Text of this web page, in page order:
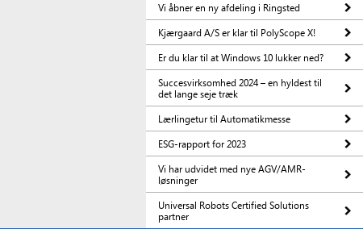
Vi åbner en ny afdeling i Ringsted
Kjærgaard A/S er klar til PolyScope X!
Er du klar til at Windows 10 lukker ned?
Succesvirksomhed 2024 – en hyldest til
det lange seje træk
Lærlingetur til Automatikmesse
ESG-rapport for 2023
Vi har udvidet med nye AGV/AMR-
løsninger
Universal Robots Certified Solutions
partner